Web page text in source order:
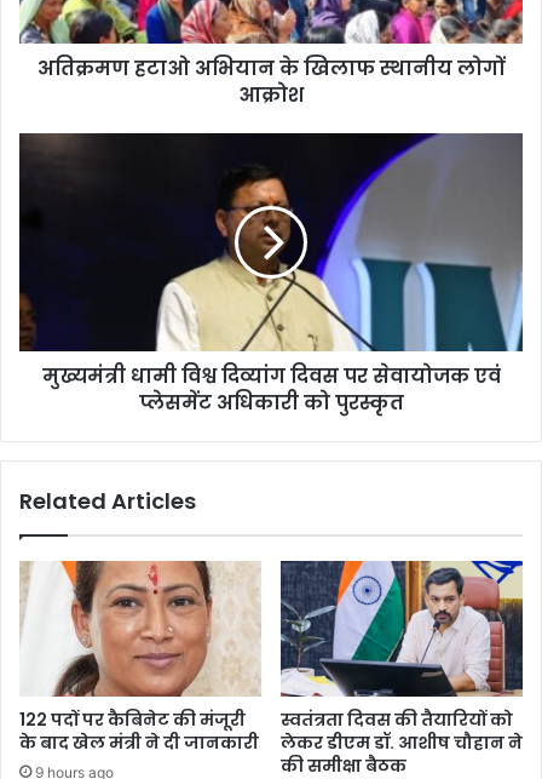
आक्रोश
अतिक्रमण हटाओ अभियान के खिलाफ स्थानीय लोगों
आक्रोश
मुख्यमंत्री
सेवायोजक
एवं
प्लेसमेंट
अधिकारी
मुख्यमंत्री धामी विश्व दिव्यांग दिवस पर सेवायोजक एवं
प्लेसमेंट अधिकारी को पुरस्कृत
Related Articles
122 पदों पर कैबिनेट की मंजूरी
के बाद खेल मंत्री ने दी जानकारी
9 hours ago
स्वतंत्रता दिवस की तैयारियों को
लेकर डीएम डॉ. आशीष चौहान ने
की समीक्षा बैठक